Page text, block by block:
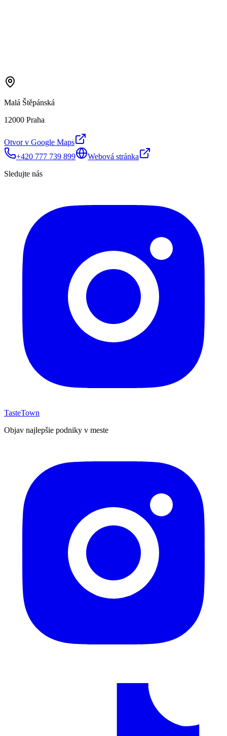
Malá Štěpánská
12000 Praha
Otvor v Google Maps
+420 777 739 899
Webová stránka
Sledujte nás
TasteTown
Objav najlepšie podniky v meste